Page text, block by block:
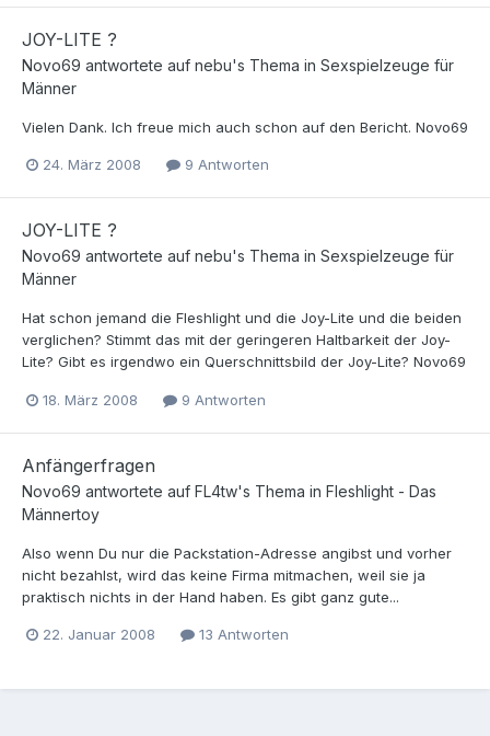
JOY-LITE ?
Novo69 antwortete auf nebu's Thema in Sexspielzeuge für
Männer
Vielen Dank. Ich freue mich auch schon auf den Bericht. Novo69
24. März 2008 9 Antworten
JOY-LITE ?
Novo69 antwortete auf nebu's Thema in Sexspielzeuge für
Männer
Hat schon jemand die Fleshlight und die Joy-Lite und die beiden
verglichen? Stimmt das mit der geringeren Haltbarkeit der Joy-
Lite? Gibt es irgendwo ein Querschnittsbild der Joy-Lite? Novo69
18. März 2008 9 Antworten
Anfängerfragen
Novo69 antwortete auf FL4tw's Thema in Fleshlight - Das
Männertoy
Also wenn Du nur die Packstation-Adresse angibst und vorher
nicht bezahlst, wird das keine Firma mitmachen, weil sie ja
praktisch nichts in der Hand haben. Es gibt ganz gute...
22. Januar 2008 13 Antworten